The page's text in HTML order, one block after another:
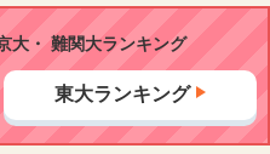
大・ 難関大ランキング
東大ランキング